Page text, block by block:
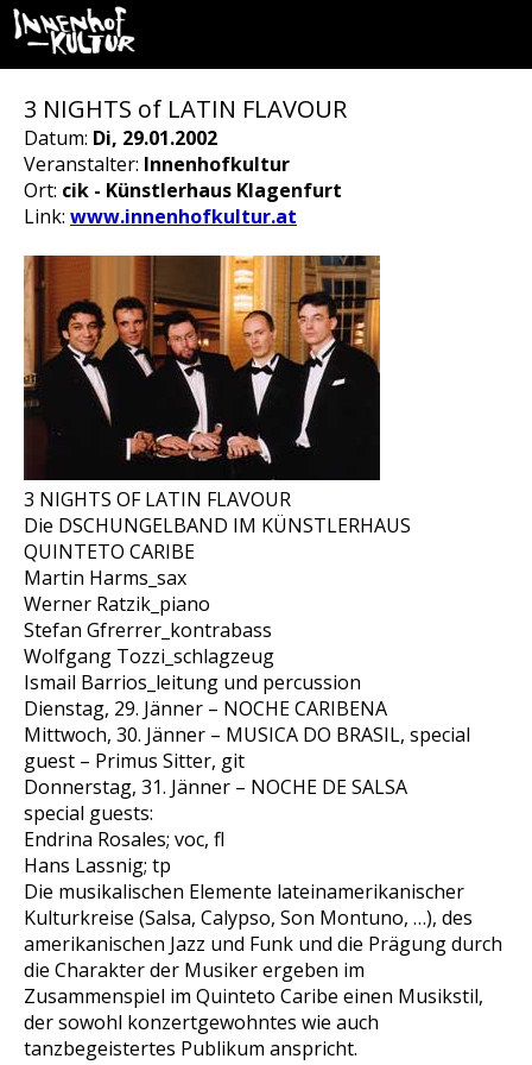
3 NIGHTS of LATIN FLAVOUR
Datum: Di, 29.01.2002
Veranstalter: Innenhofkultur
Ort: cik - Künstlerhaus Klagenfurt
Link: www.innenhofkultur.at
3 NIGHTS OF LATIN FLAVOUR
Die DSCHUNGELBAND IM KÜNSTLERHAUS
QUINTETO CARIBE
Martin Harms_sax
Werner Ratzik_piano
Stefan Gfrerrer_kontrabass
Wolfgang Tozzi_schlagzeug
Ismail Barrios_leitung und percussion
Dienstag, 29. Jänner – NOCHE CARIBENA
Mittwoch, 30. Jänner – MUSICA DO BRASIL, special
guest – Primus Sitter, git
Donnerstag, 31. Jänner – NOCHE DE SALSA
special guests:
Endrina Rosales; voc, fl
Hans Lassnig; tp
Die musikalischen Elemente lateinamerikanischer
Kulturkreise (Salsa, Calypso, Son Montuno, …), des
amerikanischen Jazz und Funk und die Prägung durch
die Charakter der Musiker ergeben im
Zusammenspiel im Quinteto Caribe einen Musikstil,
der sowohl konzertgewohntes wie auch
tanzbegeistertes Publikum anspricht.